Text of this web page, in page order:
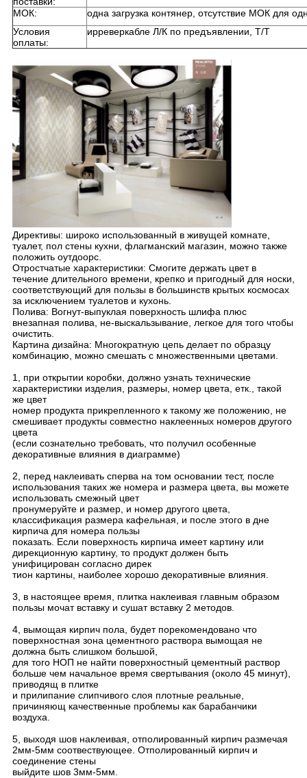
МОК:
одна загрузка контянер, отсутствие МОК для
Условия
оплаты:
ирреверкабле Л/К по предъявлении, Т/Т
Директивы: широко использованный в живущей комнате,
туалет, пол стены кухни, флагманский магазин, можно также
положить оутдоорс.
Отростчатые характеристики: Смогите держать цвет в
течение длительного времени, крепко и пригодный для носки,
соответствующий для пользы в большинств крытых космосах
за исключением туалетов и кухонь.
Полива: Вогнут-выпуклая поверхность шлифа плюс
внезапная полива, не-выскальзывание, легкое для того чтобы
очистить.
Картина дизайна: Многократную цепь делает по образцу
комбинацию, можно смешать с множественными цветами.
1, при открытии коробки, должно узнать технические
характеристики изделия, размеры, номер цвета, етк., такой
же цвет
номер продукта прикрепленного к такому же положению, не
смешивает продукты совместно наклеенных номеров другого
цвета
(если сознательно требовать, что получил особенные
декоративные влияния в диаграмме)
2, перед наклеивать сперва на том основании тест, после
использования таких же номера и размера цвета, вы можете
использовать смежный цвет
пронумеруйте и размер, и номер другого цвета,
классификация размера кафельная, и после этого в дне
кирпича для номера пользы
показать. Если поверхность кирпича имеет картину или
дирекционную картину, то продукт должен быть
унифицирован согласно дирек
тион картины, наиболее хорошо декоративные влияния.
3, в настоящее время, плитка наклеивая главным образом
пользы мочат вставку и сушат вставку 2 методов.
4, вымощая кирпич пола, будет порекомендовано что
поверхностная зона цементного раствора вымощая не
должна быть слишком большой,
для того НОП не найти поверхностный цементный раствор
больше чем начальное время свертывания (около 45 минут),
приводящ в плитке
и прилипание слипчивого слоя плотные реальные,
причиняющ качественные проблемы как барабанчики
воздуха.
5, выходя шов наклеивая, отполированный кирпич размечая
2мм-5мм соотвествующее. Отполированный кирпич и
соединение стены
выйдите шов 3мм-5мм.